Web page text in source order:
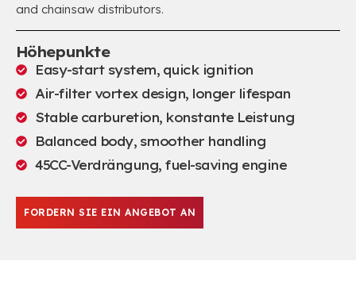
and chainsaw distributors.
Höhepunkte
Easy-start system, quick ignition
Air-filter vortex design, longer lifespan
Stable carburetion, konstante Leistung
Balanced body, smoother handling
45CC-Verdrängung, fuel-saving engine
FORDERN SIE EIN ANGEBOT AN